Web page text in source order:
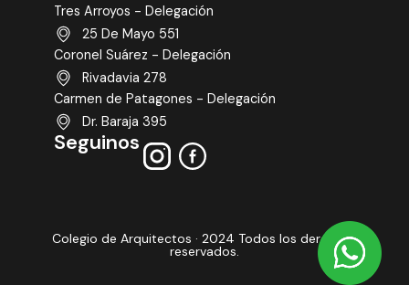
Tres Arroyos - Delegación
25 De Mayo 551
Coronel Suárez - Delegación
Rivadavia 278
Carmen de Patagones - Delegación
Dr. Baraja 395
Seguinos
Colegio de Arquitectos · 2024 Todos los derechos
reservados.